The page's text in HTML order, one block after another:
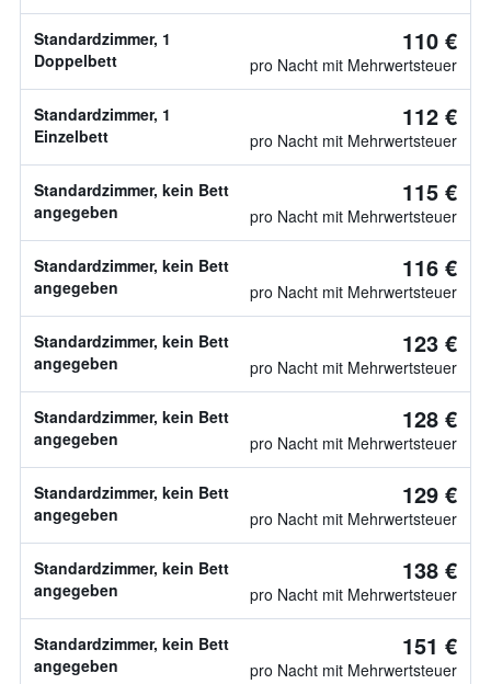
Standardzimmer, 1
Doppelbett
110 €
pro Nacht mit Mehrwertsteuer
Standardzimmer, 1
Einzelbett
112 €
pro Nacht mit Mehrwertsteuer
Standardzimmer, kein Bett
angegeben
115 €
pro Nacht mit Mehrwertsteuer
Standardzimmer, kein Bett
angegeben
116 €
pro Nacht mit Mehrwertsteuer
Standardzimmer, kein Bett
angegeben
123 €
pro Nacht mit Mehrwertsteuer
Standardzimmer, kein Bett
angegeben
128 €
pro Nacht mit Mehrwertsteuer
Standardzimmer, kein Bett
angegeben
129 €
pro Nacht mit Mehrwertsteuer
Standardzimmer, kein Bett
angegeben
138 €
pro Nacht mit Mehrwertsteuer
Standardzimmer, kein Bett
angegeben
151 €
pro Nacht mit Mehrwertsteuer